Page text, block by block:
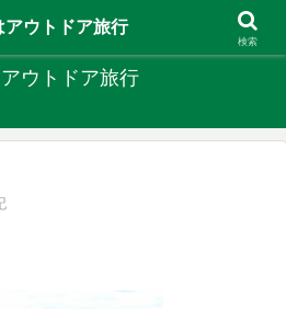
行など外遊びを楽しんでます
ウトドア旅行
アウトドア旅行
検索